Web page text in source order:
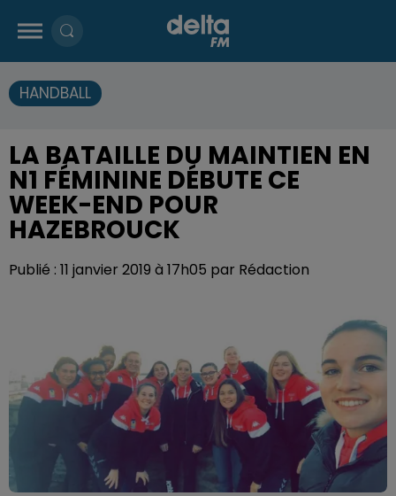
HANDBALL
LA BATAILLE DU MAINTIEN EN
N1 FÉMININE DÉBUTE CE
WEEK-END POUR
HAZEBROUCK
Publié : 11 janvier 2019 à 17h05 par Rédaction